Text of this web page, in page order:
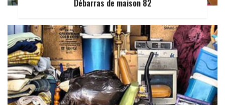
Débarras de maison 82